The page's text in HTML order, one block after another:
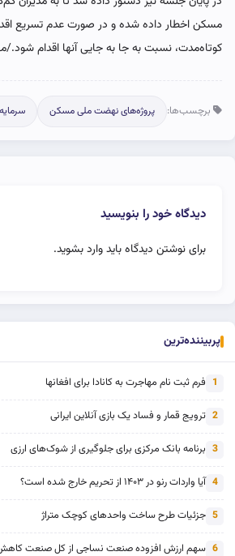
مسکن اخطار داده شده و در صورت عدم تسریع
کوتاه‌مدت، نسبت به جا به جایی آنها اقدام شود./
برچسب‌ها: پروژه‌های نهضت ملی مسکن
دیدگاه خود را بنویسید
برای نوشتن دیدگاه بایدوارد بشوید.
پربیننده‌ترین
1 فرم ثبت نام مهاجرت به کانادا برای افغانها
2 ترویج قمار و فساد یک بازی آنلاین ایرانی
3 برنامه بانک مرکزی برای جلوگیری از شوک‌های ارزی
4 آیا واردات رنو در ۱۴۰۳ از تحریم خارج شده است؟
5 جزئیات طرح ساخت واحدهای کوچک متراژ
6 سهم ارزش افزوده صنعت نساجی از کل صنعت